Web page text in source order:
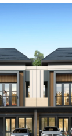
sangat
dua pusat